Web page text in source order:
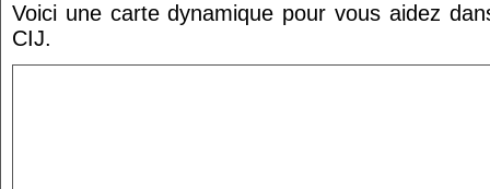
Voici une carte dynamique pour vous aidez
CIJ.